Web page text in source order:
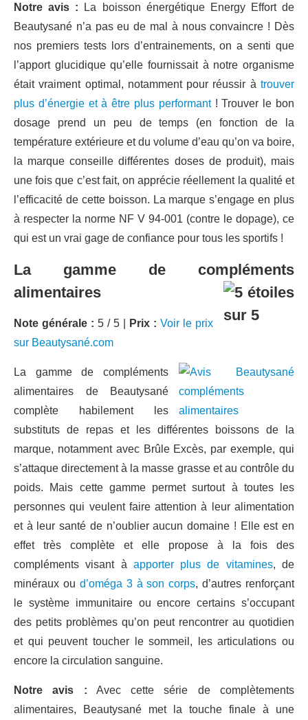
Notre avis : La boisson énergétique Energy Effort de
Beautysané n’a pas eu de mal à nous convaincre ! Dès
nos premiers tests lors d’entrainements, on a senti que
l’apport glucidique qu’elle fournissait à notre organisme
était vraiment optimal, notamment pour réussir à trouver
plus d’énergie et à être plus performant! Trouver le bon
dosage prend un peu de temps (en fonction de la
température extérieure et du volume d’eau qu’on va boire,
la marque conseille différentes doses de produit), mais
une fois que c’est fait, on apprécie réellement la qualité et
l’efficacité de cette boisson. La marque s’engage en plus
à respecter la norme NF V 94-001 (contre le dopage), ce
qui est un vrai gage de confiance pour tous les sportifs !
La gamme de compléments
alimentaires
Note générale : 5 / 5 | Prix : Voir le prix
sur Beautysané.com
La gamme de compléments
alimentaires de Beautysané
complète habilement les
substituts de repas et les différentes boissons de la
marque, notamment avec Brûle Excès, par exemple, qui
s’attaque directement à la masse grasse et au contrôle du
poids. Mais cette gamme permet surtout à toutes les
personnes qui veulent faire attention à leur alimentation
et à leur santé de n’oublier aucun domaine ! Elle est en
effet très complète et elle propose à la fois des
compléments visant à apporter plus de vitamines, de
minéraux ou d’oméga 3 à son corps, d’autres renforçant
le système immunitaire ou encore certains s’occupant
des petits problèmes qu’on peut rencontrer au quotidien
et qui peuvent toucher le sommeil, les articulations ou
encore la circulation sanguine.
Notre avis : Avec cette série de complètements
alimentaires, Beautysané met la touche finale à une